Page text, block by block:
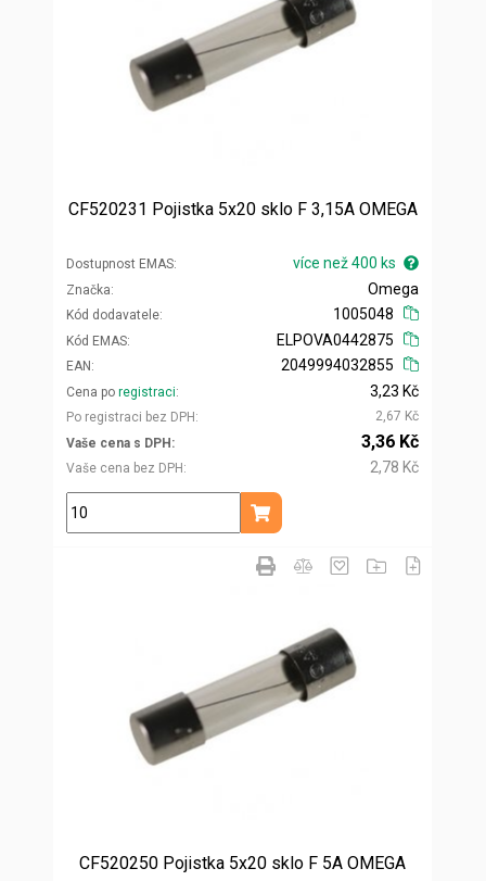
CF520231 Pojistka 5x20 sklo F 3,15A OMEGA
Dostupnost EMAS více než 400 ks
Značka
Kód dodavatele
Omega
1005048
Kód EMAS
EAN
ELPOVA0442875
2049994032855
Cena po registraci
Po registraci bez DPH
3,23 Kč
2,67 Kč
Vaše cena s DPH
Vaše cena bez DPH
3,36 Kč
2,78 Kč
ks
Přidat do košíku
CF520250 Pojistka 5x20 sklo F 5A OMEGA